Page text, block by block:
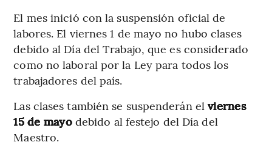
El mes inició con la suspensión oficial de
labores. El viernes 1 de mayo no hubo clases
debido al Día del Trabajo, que es considerado
como no laboral por la Ley para todos los
trabajadores del país.
Las clases también se suspenderán elviernes
15 de mayodebido al festejo del Día del
Maestro.